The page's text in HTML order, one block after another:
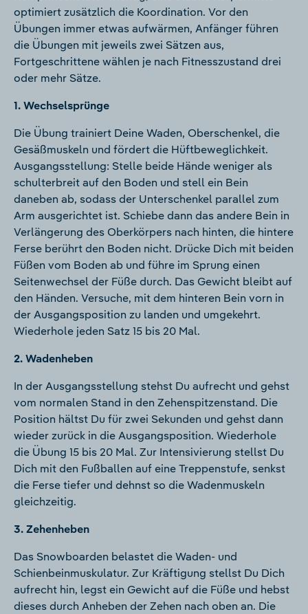
optimiert zusätzlich die Koordination. Vor den
Übungen immer etwas aufwärmen, Anfänger führen
die Übungen mit jeweils zwei Sätzen aus,
Fortgeschrittene wählen je nach Fitnesszustand drei
oder mehr Sätze.
1. Wechselsprünge
Die Übung trainiert Deine Waden, Oberschenkel, die
Gesäßmuskeln und fördert die Hüftbeweglichkeit.
Ausgangsstellung: Stelle beide Hände weniger als
schulterbreit auf den Boden und stell ein Bein
daneben ab, sodass der Unterschenkel parallel zum
Arm ausgerichtet ist. Schiebe dann das andere Bein in
Verlängerung des Oberkörpers nach hinten, die hintere
Ferse berührt den Boden nicht. Drücke Dich mit beiden
Füßen vom Boden ab und führe im Sprung einen
Seitenwechsel der Füße durch. Das Gewicht bleibt auf
den Händen. Versuche, mit dem hinteren Bein vorn in
der Ausgangsposition zu landen und umgekehrt.
Wiederhole jeden Satz 15 bis 20 Mal.
2. Wadenheben
In der Ausgangsstellung stehst Du aufrecht und gehst
vom normalen Stand in den Zehenspitzenstand. Die
Position hältst Du für zwei Sekunden und gehst dann
wieder zurück in die Ausgangsposition. Wiederhole
die Übung 15 bis 20 Mal. Zur Intensivierung stellst Du
Dich mit den Fußballen auf eine Treppenstufe, senkst
die Ferse tiefer und dehnst so die Wadenmuskeln
gleichzeitig.
3. Zehenheben
Das Snowboarden belastet die Waden- und
Schienbeinmuskulatur. Zur Kräftigung stellst Du Dich
aufrecht hin, legst ein Gewicht auf die Füße und hebst
dieses durch Anheben der Zehen nach oben an. Die